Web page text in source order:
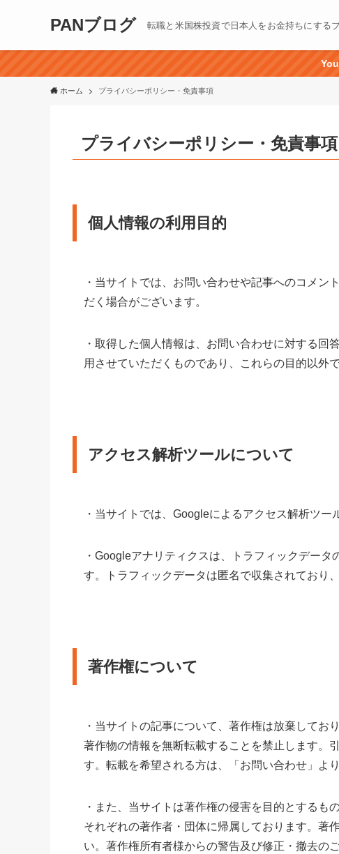
PANブログ 転職と米国株投資で日本人をお金持ちにする
ホーム プライバシーポリシー・免責事項
プライバシーポリシー・免責事項
個人情報の利用目的
・当サイトでは、お問い合わせや記事へのコメン
だく場合がございます。
・取得した個人情報は、お問い合わせに対する回
用させていただくものであり、これらの目的以外
アクセス解析ツールについて
・当サイトでは、Googleによるアクセス解析ツ
・Googleアナリティクスは、トラフィックデー
す。トラフィックデータは匿名で収集されており
著作権について
・当サイトの記事について、著作権は放棄して
著作物の情報を無断転載することを禁止します。
す。転載を希望される方は、「お問い合わせ」よ
・また、当サイトは著作権の侵害を目的とする
それぞれの著作者・団体に帰属しております。著
い。著作権所有者様からの警告及び修正・撤去の